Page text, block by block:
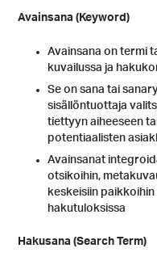
Avainsana (Keyword)
Avainsana on termi
kuvailussa ja
Se on sana tai
sisällöntuottaja
tiettyyn aiheeseen
potentiaalisten
Avainsanat
otsikoihin,
keskeisiin
hakutuloksissa
Hakusana (Search Term)